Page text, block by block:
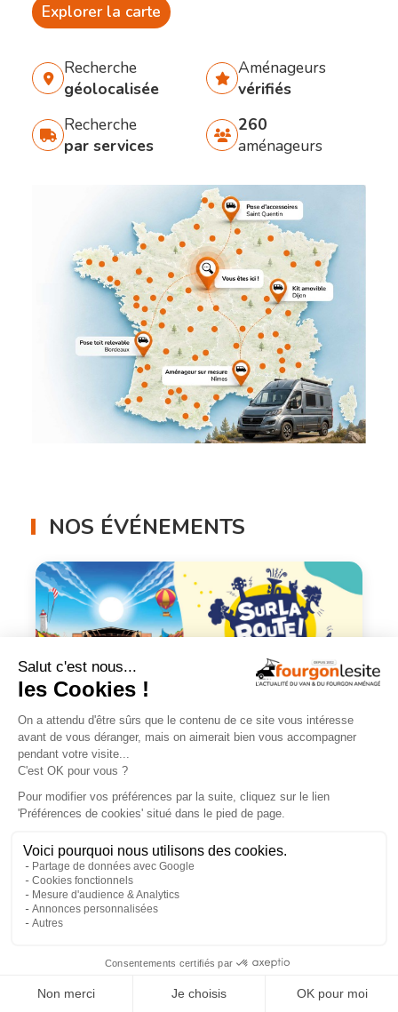
Explorer la carte
Recherche
géolocalisée
Aménageurs
vérifiés
Recherche
par services
260
aménageurs
NOS ÉVÉNEMENTS
En savoir +